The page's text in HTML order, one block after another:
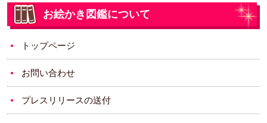
お絵かき図鑑について
トップページ
お問い合わせ
プレスリリースの送付